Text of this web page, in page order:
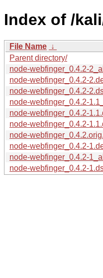
Index of /
File Name ↓
Parent directory/
node-webfinger_0.4.2-
node-webfinger_0.4.2-
node-webfinger_0.4.2-
node-webfinger_0.4.2-
node-webfinger_0.4.2-
node-webfinger_0.4.2-
node-
node-webfinger_0.4.2-
node-webfinger_0.4.2-
node-webfinger_0.4.2-